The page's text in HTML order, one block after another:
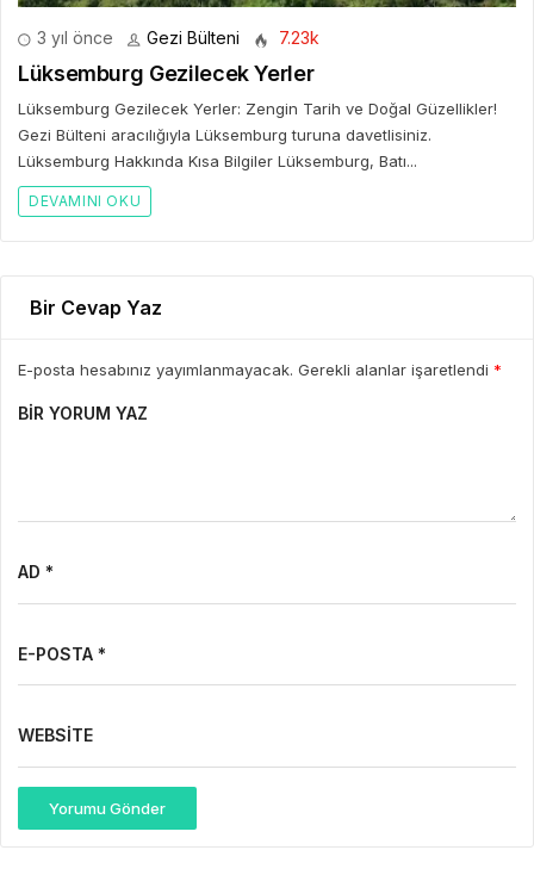
3 yıl önce Gezi Bülteni 7.23k
Lüksemburg Gezilecek Yerler
Lüksemburg Gezilecek Yerler: Zengin Tarih ve Doğal Güzellikler!
Gezi Bülteni aracılığıyla Lüksemburg turuna davetlisiniz.
Lüksemburg Hakkında Kısa Bilgiler Lüksemburg, Batı...
DEVAMINI OKU
Bir Cevap Yaz
E-posta hesabınız yayımlanmayacak. Gerekli alanlar işaretlendi *
BIR YORUM YAZ
AD *
E-POSTA *
WEBSITE
Yorumu Gönder